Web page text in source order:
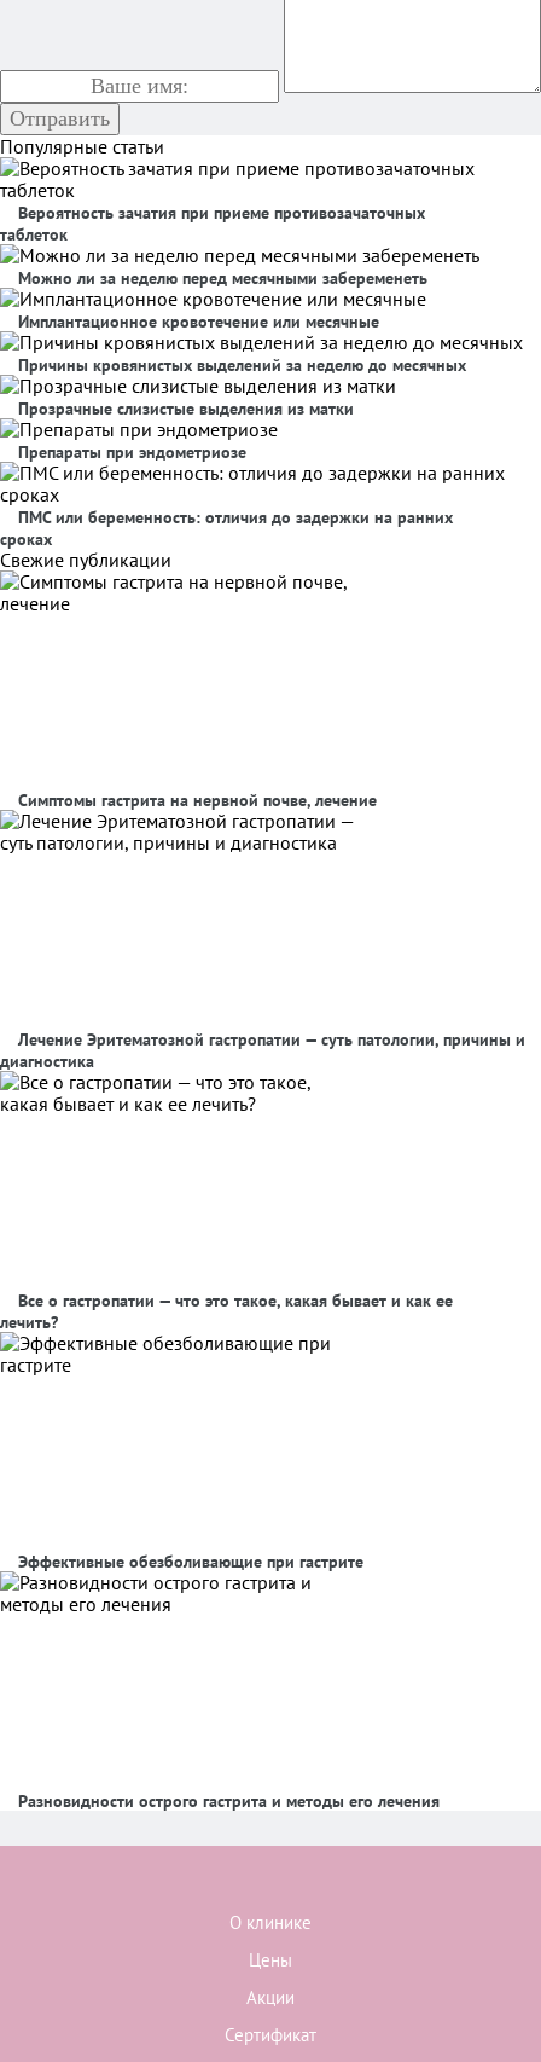
Популярные статьи
Вероятность зачатия при приеме противозачаточных
таблеток
Можно ли за неделю перед месячными забеременеть
Имплантационное кровотечение или месячные
Причины кровянистых выделений за неделю до месячных
Прозрачные слизистые выделения из матки
Препараты при эндометриозе
ПМС или беременность: отличия до задержки на ранних
сроках
Свежие публикации
Симптомы гастрита на нервной почве, лечение
Лечение Эритематозной гастропатии — суть патологии, причины и
диагностика
Все о гастропатии — что это такое, какая бывает и как ее
лечить?
Эффективные обезболивающие при гастрите
Разновидности острого гастрита и методы его лечения
О клинике
Цены
Акции
Сертификат